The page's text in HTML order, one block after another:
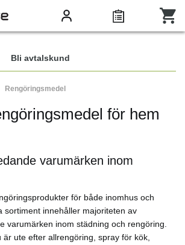
Bli avtalskund
Rengöringsmedel
för hem
varumärken inom
för både inomhus och
sortiment innehåller majoriteten av
varumärken inom städning och rengöring.
är ute efter allrengöring, spray för kök,